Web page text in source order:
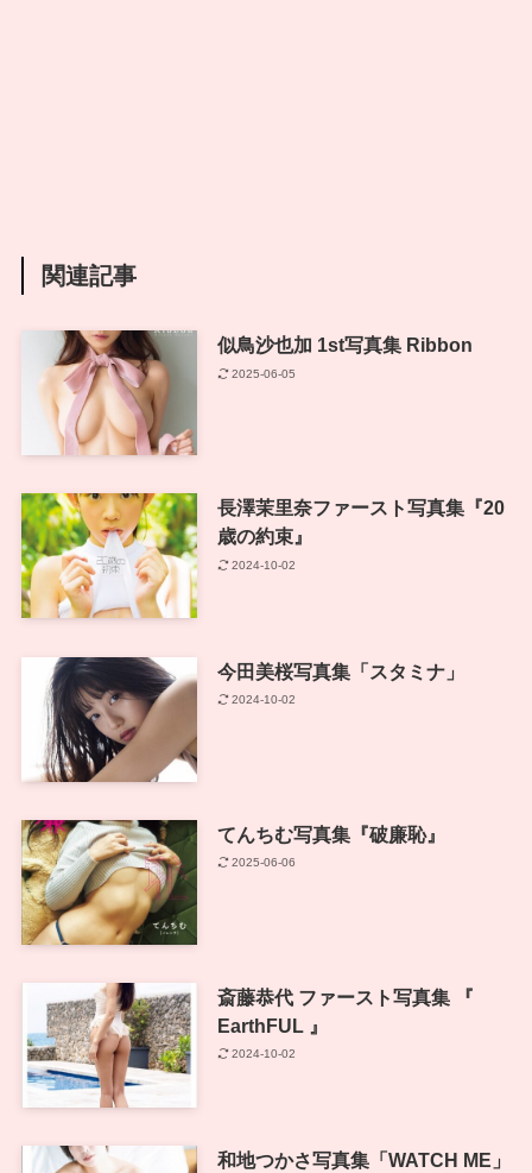
関連記事
似鳥沙也加 1st写真集 Ribbon
2025-06-05
長澤茉里奈ファースト写真集『20
歳の約束』
2024-10-02
今田美桜写真集「スタミナ」
2024-10-02
てんちむ写真集『破廉恥』
2025-06-06
斎藤恭代 ファースト写真集 『
EarthFUL 』
2024-10-02
和地つかさ写真集「WATCH ME」